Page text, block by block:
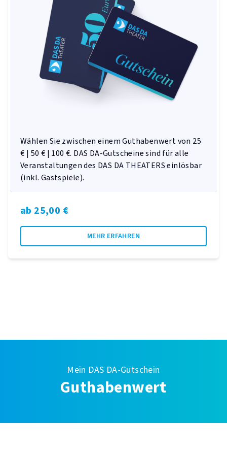
Wählen Sie zwischen einem Guthabenwert von 25
€ | 50 € | 100 €. DAS DA-Gutscheine sind für alle
Veranstaltungen des DAS DA THEATERS einlösbar
(inkl. Gastspiele).
ab 25,00 €
MEHR ERFAHREN
Mein DAS DA-Gutschein
Guthabenwert